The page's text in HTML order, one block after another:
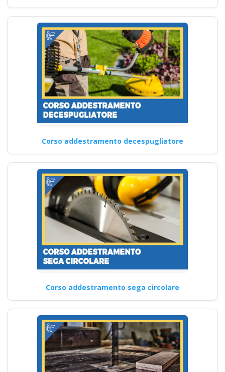
Corso addestramento decespugliatore
Corso addestramento sega circolare